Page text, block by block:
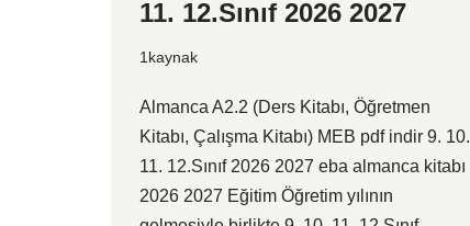
11. 12.Sınıf 2026 2027
1kaynak
Almanca A2.2 (Ders Kitabı, Öğretmen
Kitabı, Çalışma Kitabı) MEB pdf indir 9. 10.
11. 12.Sınıf 2026 2027 eba almanca kitabı
2026 2027 Eğitim Öğretim yılının